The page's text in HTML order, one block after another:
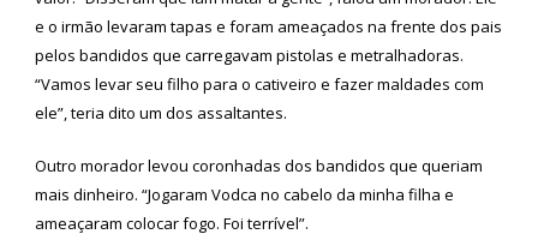
e o irmão levaram tapas e foram ameaçados na frente dos pais
pelos bandidos que carregavam pistolas e metralhadoras.
“Vamos levar seu filho para o cativeiro e fazer maldades com
ele”, teria dito um dos assaltantes.
Outro morador levou coronhadas dos bandidos que queriam
mais dinheiro. “Jogaram Vodca no cabelo da minha filha e
ameaçaram colocar fogo. Foi terrível”.